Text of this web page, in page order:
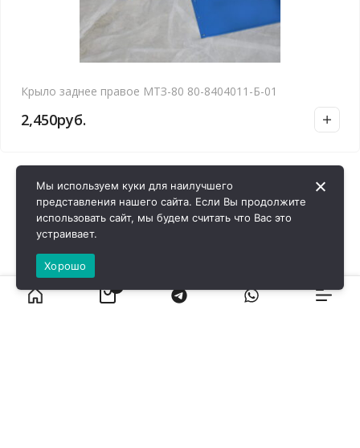
Крыло заднее правое МТЗ-80 80-8404011-Б-01
2,450руб.
Мы используем куки для наилучшего
представления нашего сайта. Если Вы продолжите
использовать сайт, мы будем считать что Вас это
устраивает.
Хорошо